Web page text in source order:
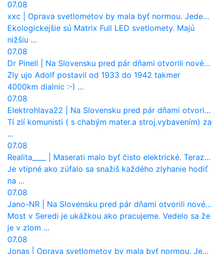
07.08
xxc
Oprava svetlometov by mala byť normou. Jeden nový dnes stojí priemerne 1251 eur!
Ekologickejšie sú Matrix Full LED svetlomety. Majú
nižšiu ...
07.08
Dr Pinell
Na Slovensku pred pár dňami otvorili nové mosty, ktoré to sú?
Zly ujo Adolf postavil od 1933 do 1942 takmer
4000km dialnic :-) ...
07.08
Elektrohlava22
Na Slovensku pred pár dňami otvorili nové mosty, ktoré to sú?
Tí zlí komunisti ( s chabým mater.a stroj.vybavením) za
...
07.08
Realita____
Maserati malo byť čisto elektrické. Teraz zisťuje, že potrebuje nový osemvalcový motor
Je vtipné ako zúfalo sa snažiš každého zlyhanie hodiť
na ...
07.08
Jano-NR
Na Slovensku pred pár dňami otvorili nové mosty, ktoré to sú?
Most v Seredi je ukážkou ako pracujeme. Vedelo sa že
je v zlom ...
07.08
Jonas
Oprava svetlometov by mala byť normou. Jeden nový dnes stojí priemerne 1251 eur!